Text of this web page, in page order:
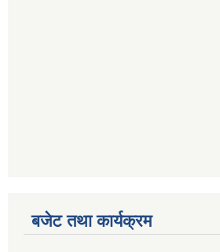
बजेट तथा कार्यक्रम